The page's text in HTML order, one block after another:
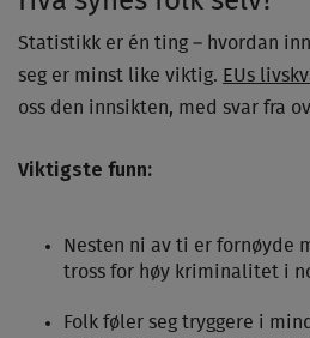
Statistikk er én ting – hvordan
seg er minst like viktig. EUs
oss den innsikten, med svar fra
Viktigste funn:
Nesten ni av ti er fornøyde
tross for høy kriminalitet i
Folk føler seg tryggere i